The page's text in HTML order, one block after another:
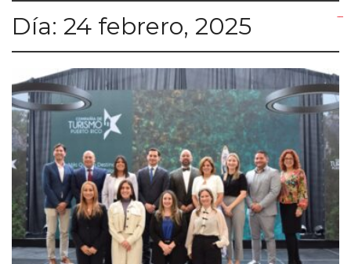
Día: 24 febrero, 2025